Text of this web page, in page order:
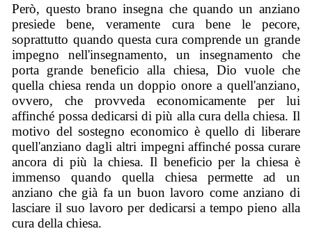
Però, questo brano insegna che quando un anziano
presiede bene, veramente cura bene le pecore,
soprattutto quando questa cura comprende un grande
impegno nell'insegnamento, un insegnamento che
porta grande beneficio alla chiesa, Dio vuole che
quella chiesa renda un doppio onore a quell'anziano,
ovvero, che provveda economicamente per lui
affinché possa dedicarsi di più alla cura della chiesa. Il
motivo del sostegno economico è quello di liberare
quell'anziano dagli altri impegni affinché possa curare
ancora di più la chiesa. Il beneficio per la chiesa è
immenso quando quella chiesa permette ad un
anziano che già fa un buon lavoro come anziano di
lasciare il suo lavoro per dedicarsi a tempo pieno alla
cura della chiesa.